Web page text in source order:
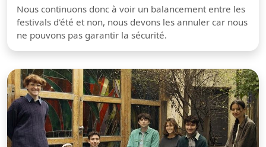
Nous continuons donc à voir un balancement entre les
festivals d'été et non, nous devons les annuler car nous
ne pouvons pas garantir la sécurité.